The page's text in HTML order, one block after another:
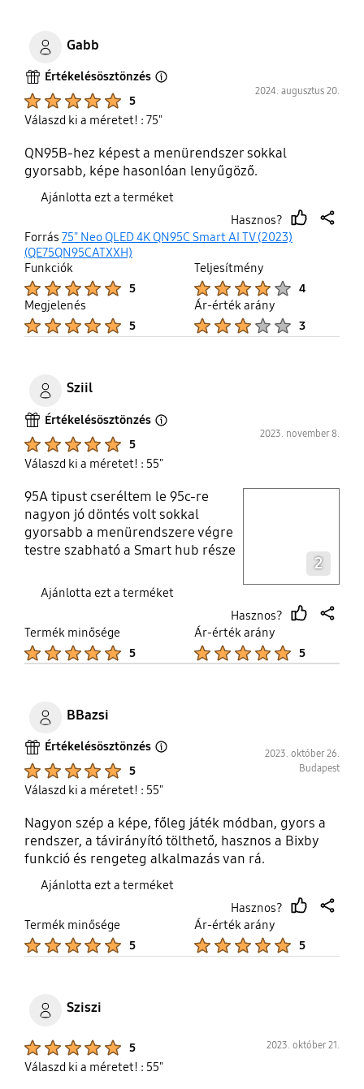
Gabb
Értékelésösztönzés
5
2024. augusztus 20.
Válaszd ki a méretet! : 75"
QN95B-hez képest a menürendszer sokkal
gyorsabb, képe hasonlóan lenyűgöző.
Ajánlotta ezt a terméket
Hasznos?
thumb
Forrás 75" Neo QLED 4K QN95C Smart AI TV (2023)
(QE75QN95CATXXH)
Funkciók
5
Teljesítmény
4
Megjelenés
5
Ár-érték arány
3
Sziil
Értékelésösztönzés
5
2023. november 8.
Válaszd ki a méretet! : 55"
95A tipust cseréltem le 95c-re
nagyon jó döntés volt sokkal
gyorsabb a menürendszere végre
testre szabható a Smart hub része
szereti a fényerőt az ne is
gondolkodjon másba.
2
Ajánlotta ezt a terméket
Hasznos?
up
Termék minősége
5
Ár-érték arány
5
BBazsi
Értékelésösztönzés
5
2023. október 26.
Budapest
Válaszd ki a méretet! : 55"
Nagyon szép a képe, főleg játék módban, gyors a
rendszer, a távirányító tölthető, hasznos a Bixby
funkció és rengeteg alkalmazás van rá.
Ajánlotta ezt a terméket
Hasznos?
up
Termék minősége
5
Ár-érték arány
5
Sziszi
5 2023. október 21.
Válaszd ki a méretet! : 55"